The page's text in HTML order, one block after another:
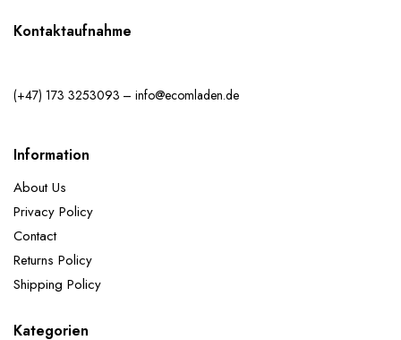
Kontaktaufnahme
(+47) 173 3253093 – info@ecomladen.de
Information
About Us
Privacy Policy
Contact
Returns Policy
Shipping Policy
Kategorien